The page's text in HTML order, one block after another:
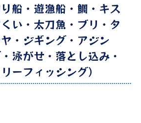
船・遊漁船・鯛・キス
い・太刀魚・ブリ・タ
・ジギング・アジン
泳がせ・落とし込み・
ーフィッシング）